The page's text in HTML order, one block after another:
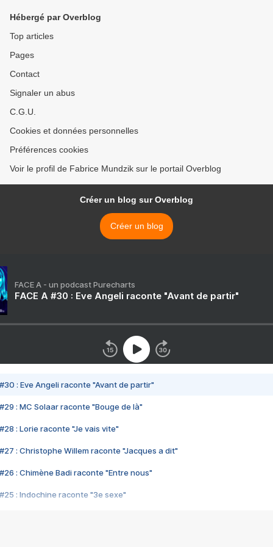
Hébergé par Overblog
Top articles
Pages
Contact
Signaler un abus
C.G.U.
Cookies et données personnelles
Préférences cookies
Voir le profil de Fabrice Mundzik sur le portail Overblog
Créer un blog sur Overblog
Créer un blog
FACE A - un podcast Purecharts
FACE A #30 : Eve Angeli raconte "Avant de partir"
#30 : Eve Angeli raconte "Avant de partir"
#29 : MC Solaar raconte "Bouge de là"
#28 : Lorie raconte "Je vais vite"
#27 : Christophe Willem raconte "Jacques a dit"
#26 : Chimène Badi raconte "Entre nous"
#25 : Indochine raconte "3e sexe"